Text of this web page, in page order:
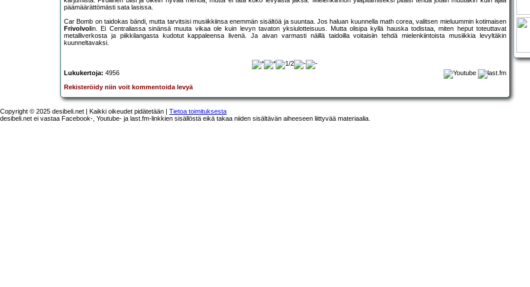
päämäärättömästi sata lasissa.
Car Bomb on taidokas bändi, mutta tarvitsisi musiikkiinsa enemmän sisältöä ja suuntaa. Jos haluan kuunnella math corea, valitsen mieluummin kotimaisen
Frivolvol in. Ei Centraliassa sinänsä muuta vikaa ole kuin levyn tavaton yksiulotteisuus. Mutta olisipa kyllä hauska todistaa, miten heput toteuttavat
metalliverkosta ja piikkilangasta kudotut kappaleensa livenä. Ja aivan varmasti näillä taidoilla voitaisiin tehdä mielenkiintoista musiikkia levyltäkin
kuunneltavaksi.
Lukukertoja: 4956
Rekisteröidy niin voit kommentoida levyä
Copyright © 2025 desibeli.net | Kaikki oikeudet pidätetään | Tietoa toimituksesta
desibeli.net ei vastaa Facebook-, Youtube- ja last.fm-linkkien sisällöstä eikä takaa niiden sisältävän aiheeseen liittyvää materiaalia.